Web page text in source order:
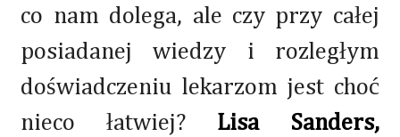
co nam dolega, ale czy przy całej
posiadanej wiedzy i rozległym
doświadczeniu lekarzom jest choć
nieco łatwiej? Lisa Sanders,